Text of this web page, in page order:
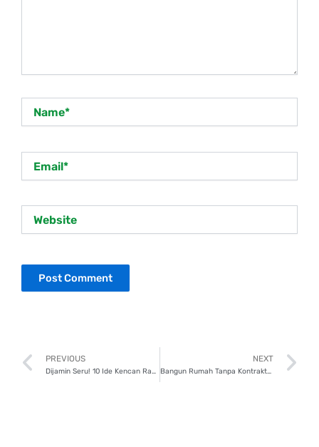
Prev
PREVIOUS
Dijamin Seru! 10 Ide Kencan Rayakan Valentine dengan Pasangan
NEXT
Bangun Rumah Tanpa Kontraktor? Tarif PPN 2,2% Tetap Berlaku!